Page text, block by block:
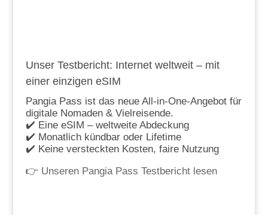
Unser Testbericht: Internet weltweit – mit
einer einzigen eSIM
Pangia Pass ist das neue All-in-One-Angebot für
digitale Nomaden & Vielreisende.
✔️ Eine eSIM – weltweite Abdeckung
✔️ Monatlich kündbar oder Lifetime
✔️ Keine versteckten Kosten, faire Nutzung
👉 Unseren Pangia Pass Testbericht lesen